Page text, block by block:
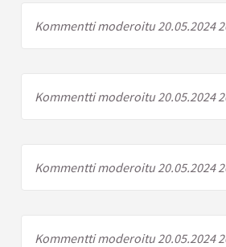
Kommentti moderoitu 20.05.2024
Kommentti moderoitu 20.05.2024
Kommentti moderoitu 20.05.2024
Kommentti moderoitu 20.05.2024